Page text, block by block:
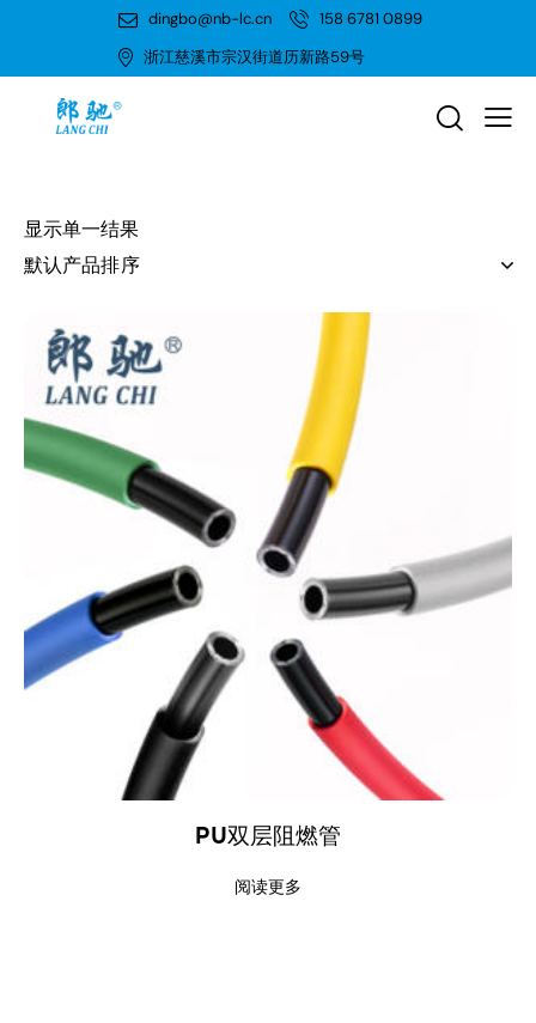
dingbo@nb-lc.cn
158 6781 0899
浙江慈溪市宗汉街道历新路59号
显示单一结果
PU双层阻燃管
阅读更多